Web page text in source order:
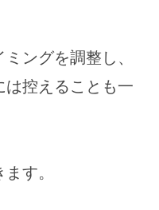
ングを調整し、
控えることも一
す。